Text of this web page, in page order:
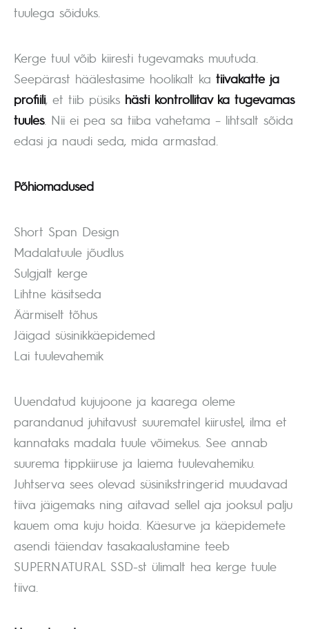
tuulega sõiduks.
Kerge tuul võib kiiresti tugevamaks muutuda.
Seepärast häälestasime hoolikalt ka tiivakatte ja
profiili, et tiib püsiks hästi kontrollitav ka tugevamas
tuules. Nii ei pea sa tiiba vahetama – lihtsalt sõida
edasi ja naudi seda, mida armastad.
Põhiomadused
Short Span Design
Madalatuule jõudlus
Sulgjalt kerge
Lihtne käsitseda
Äärmiselt tõhus
Jäigad süsinikkäepidemed
Lai tuulevahemik
Uuendatud kujujoone ja kaarega oleme
parandanud juhitavust suurematel kiirustel, ilma et
kannataks madala tuule võimekus. See annab
suurema tippkiiruse ja laiema tuulevahemiku.
Juhtserva sees olevad süsinikstringerid muudavad
tiiva jäigemaks ning aitavad sellel aja jooksul palju
kauem oma kuju hoida. Käesurve ja käepidemete
asendi täiendav tasakaalustamine teeb
SUPERNATURAL SSD-st ülimalt hea kerge tuule
tiiva.